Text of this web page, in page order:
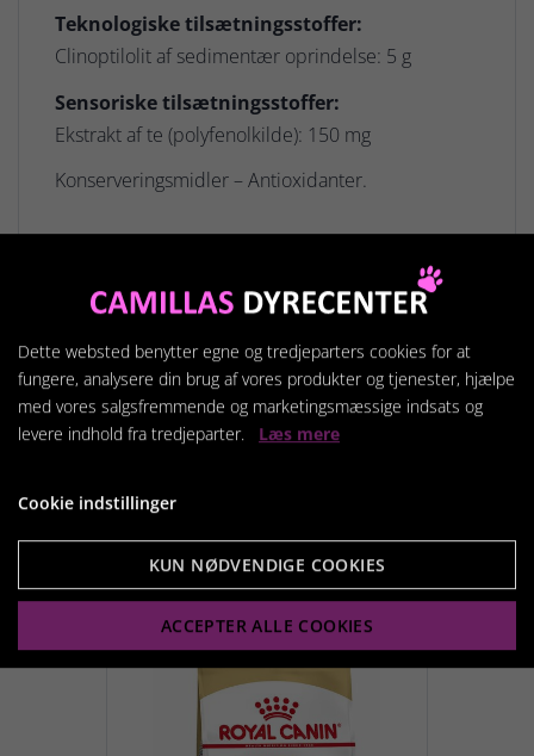
Teknologiske tilsætningsstoffer:
Clinoptilolit af sedimentær oprindelse: 5 g
Sensoriske tilsætningsstoffer:
Ekstrakt af te (polyfenolkilde): 150 mg
Konserveringsmidler – Antioxidanter.
Se fodertabel på pakken.
Batch- og fabriksregistreringsnummer samt
udløbsdato: Se emballagen.
Opbevares køligt og tørt.
Relaterede produkter
Dette websted benytter egne og tredjeparters cookies for at
fungere, analysere din brug af vores produkter og tjenester, hjælpe
med vores salgsfremmende og marketingsmæssige indsats og
levere indhold fra tredjeparter. Læs mere
Cookie indstillinger
KUN NØDVENDIGE COOKIES
ACCEPTER ALLE COOKIES